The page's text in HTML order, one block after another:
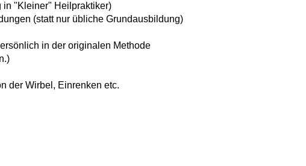
in "Kleiner" Heilpraktiker)
(statt nur übliche Grundausbildung)
in der originalen Methode
der Wirbel, Einrenken etc.